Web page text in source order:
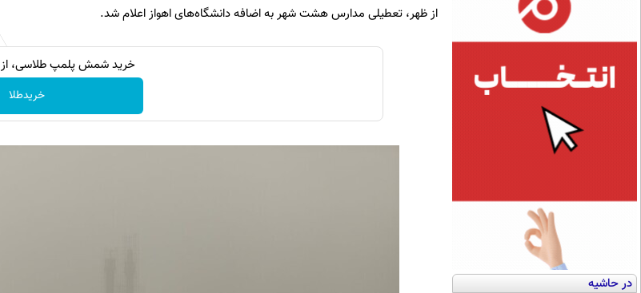
در حاشیه
از ظهر، تعطیلی مدارس هشت شهر به اضافه دانشگاه‌های اهواز اعلام شد.
خرید شمش پلمپ طلاسی، از ۰.۵ گرم تا ۱۰ گرم
خریدطلا